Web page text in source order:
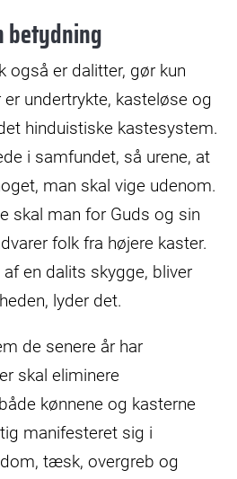
betydning
også er dalitter, gør kun
undertrykte, kasteløse og
hinduistiske kastesystem.
i samfundet, så urene, at
man skal vige udenom.
skal man for Guds og sin
folk fra højere kaster.
en dalits skygge, bliver
lyder det.
de senere år har
skal eliminere
kønnene og kasterne
manifesteret sig i
tæsk, overgreb og